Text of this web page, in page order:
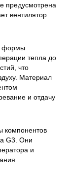
предусмотрена
вентилятор
формы
тепла до
что
Материал
и отдачу
компонентов
G3. Они
и